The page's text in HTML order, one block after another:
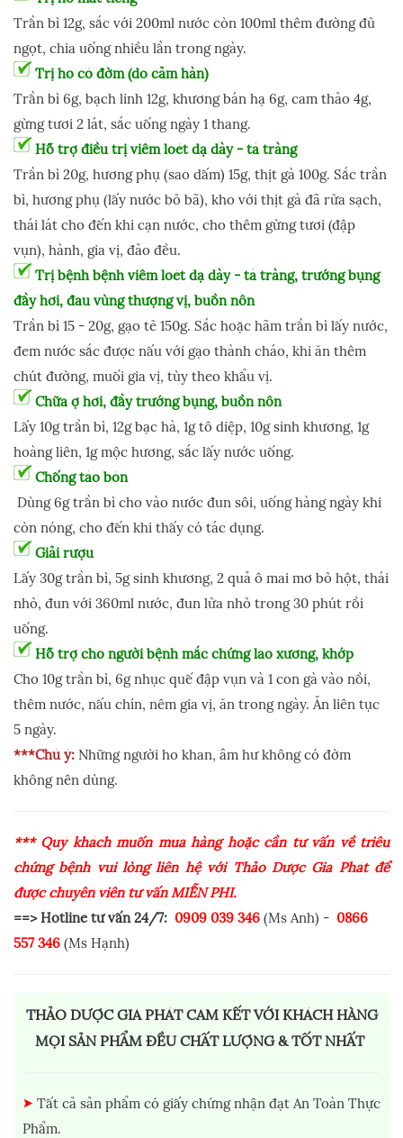
Trần bì 12g, sắc với 200ml nước còn 100ml thêm đường đủ
ngọt, chia uống nhiều lần trong ngày.
Trị ho có đờm (do cảm hàn)
Trần bì 6g, bạch linh 12g, khương bán hạ 6g, cam thảo 4g,
gừng tươi 2 lát, sắc uống ngày 1 thang.
Hỗ trợ điều trị viêm loét dạ dày - tá tràng
Trần bì 20g, hương phụ (sao dấm) 15g, thịt gà 100g. Sắc trần
bì, hương phụ (lấy nước bỏ bã), kho với thịt gà đã rửa sạch,
thái lát cho đến khi cạn nước, cho thêm gừng tươi (đập
vụn), hành, gia vị, đảo đều.
Trị bệnh bệnh viêm loét dạ dày - tá tràng, trướng bụng
đầy hơi, đau vùng thượng vị, buồn nôn
Trần bì 15 - 20g, gạo tẻ 150g. Sắc hoặc hãm trần bì lấy nước,
đem nước sắc được nấu với gạo thành cháo, khi ăn thêm
chút đường, muối gia vị, tùy theo khẩu vị.
Chữa ợ hơi, đầy trướng bụng, buồn nôn
Lấy 10g trần bì, 12g bạc hà, 1g tô diệp, 10g sinh khương, 1g
hoàng liên, 1g mộc hương, sắc lấy nước uống.
Chống táo bón
Dùng 6g trần bì cho vào nước đun sôi, uống hàng ngày khi
còn nóng, cho đến khi thấy có tác dụng.
Giải rượu
Lấy 30g trần bì, 5g sinh khương, 2 quả ô mai mơ bỏ hột, thái
nhỏ, đun với 360ml nước, đun lửa nhỏ trong 30 phút rồi
uống.
Hỗ trợ cho người bệnh mắc chứng lao xương, khớp
Cho 10g trần bì, 6g nhục quế đập vụn và 1 con gà vào nồi,
thêm nước, nấu chín, nêm gia vị, ăn trong ngày. Ăn liên tục
5 ngày.
***Chú ý: Những người ho khan, âm hư không có đờm
không nên dùng.
*** Quý khách muốn mua hàng hoặc cần tư vấn về triêu
chứng bệnh vui lòng liên hệ với Thảo Dược Gia Phát để
được chuyên viên tư vấn MIỄN PHÍ.
==> Hotline tư vấn 24/7: 0909 039 346 (Ms Anh) - 0866
557 346 (Ms Hạnh)
THẢO DƯỢC GIA PHÁT CAM KẾT VỚI KHÁCH HÀNG
MỌI SẢN PHẨM ĐỀU CHẤT LƯỢNG & TỐT NHẤT
Tất cả sản phẩm có giấy chứng nhận đạt An Toàn Thực
Phẩm.